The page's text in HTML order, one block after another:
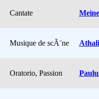
Cantate
Musique de scÃ¨ne
Oratorio, Passion